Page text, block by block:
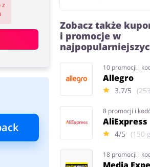
z
Zobacz także
i promocje w
10 promocji i
Allegro
3.7/5
8 promocji i
AliExpress
4/5 (150
18 promocji i
Media